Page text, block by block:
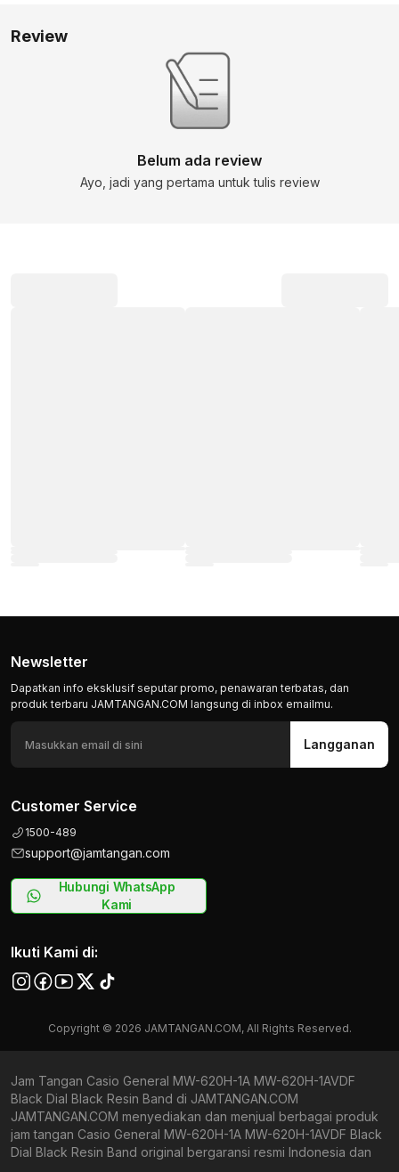
Newsletter
Dapatkan info eksklusif seputar promo, penawaran terbatas, dan
produk terbaru JAMTANGAN.COM langsung di inbox emailmu.
Langganan
Customer Service
1500-489
support@jamtangan.com
Hubungi WhatsApp
Kami
Ikuti Kami di:
Copyright © 2026 JAMTANGAN.COM, All Rights Reserved.
Jam Tangan Casio General MW-620H-1A MW-620H-1AVDF
Black Dial Black Resin Band di JAMTANGAN.COM
JAMTANGAN.COM menyediakan dan menjual berbagai produk
jam tangan Casio General MW-620H-1A MW-620H-1AVDF Black
Dial Black Resin Band original bergaransi resmi Indonesia dan
Review
Belum ada review
Ayo, jadi yang pertama untuk tulis review